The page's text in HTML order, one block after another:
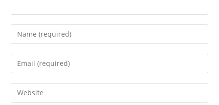
Enter
your
name
Enter
your
email
address
Enter
your